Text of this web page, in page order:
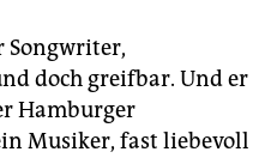
Songwriter,
doch greifbar. Und er
Hamburger
Musiker, fast liebevoll